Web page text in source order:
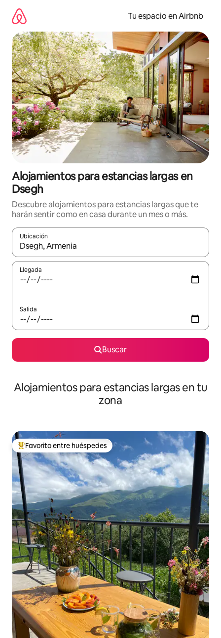
contenido
Tu espacio en Airbnb
Alojamientos para estancias largas en
Dsegh
Descubre alojamientos para estancias largas que te
harán sentir como en casa durante un mes o más.
Ubicación
Cuando los resultados estén disponibles, podrás navegar
Llegada
Salida
Buscar
Alojamientos para estancias largas en tu
zona
De los mejores en Favorito entre huéspedes
Favorito entre huéspedes